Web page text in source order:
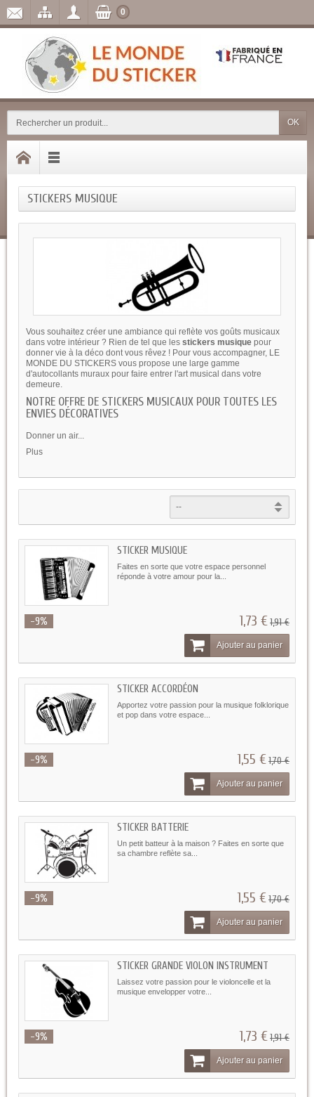
OK
0
STICKERS MUSIQUE
Vous souhaitez créer une ambiance qui reflète vos goûts musicaux
dans votre intérieur ? Rien de tel que les stickers musique pour
donner vie à la déco dont vous rêvez ! Pour vous accompagner, LE
MONDE DU STICKERS vous propose une large gamme
d'autocollants muraux pour faire entrer l'art musical dans votre
demeure.
NOTRE OFFRE DE STICKERS MUSICAUX POUR TOUTES LES
ENVIES DÉCORATIVES
Donner un air...
Plus
STICKER MUSIQUE
Faites en sorte que votre espace personnel
réponde à votre amour pour la...
-9% 1,73 €1,91 €
Ajouter au panier
STICKER ACCORDÉON
Apportez votre passion pour la musique folklorique
et pop dans votre espace...
-9% 1,55 €1,70 €
Ajouter au panier
STICKER BATTERIE
Un petit batteur à la maison ? Faites en sorte que
sa chambre reflète sa...
-9% 1,55 €1,70 €
Ajouter au panier
STICKER GRANDE VIOLON INSTRUMENT
Laissez votre passion pour le violoncelle et la
musique envelopper votre...
-9% 1,73 €1,91 €
Ajouter au panier